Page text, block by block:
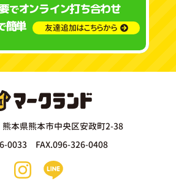
でオンライン打ち合わせ
簡単 友達追加はこちらから
本県熊本市中央区安政町2-38
0033 FAX.096-326-0408